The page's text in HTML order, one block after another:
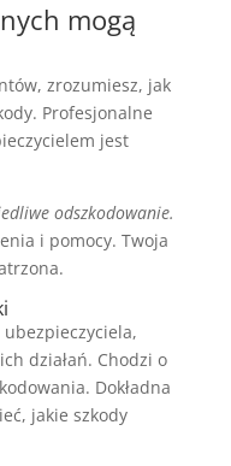
mogą
zrozumiesz, jak
Profesjonalne
jest
odszkodowanie.
i pomocy. Twoja
działań. Chodzi o
Dokładna
jakie szkody